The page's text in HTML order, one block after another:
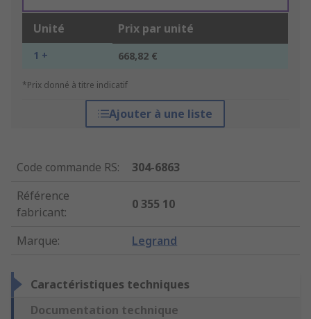
Unité Prix par unité
1 + 668,82 €
*Prix donné à titre indicatif
Ajouter à une liste
Code commande RS:
304-6863
Référence
fabricant:
0 355 10
Marque: Legrand
Caractéristiques techniques
Documentation technique